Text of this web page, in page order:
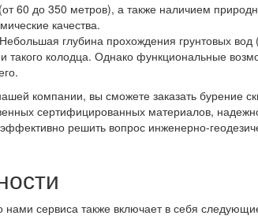
60 до 350 метров), а также наличием
качества.
глубина прохождения грунтовых вод
такого колодца. Однако функциональные
компании, вы сможете заказать бурение
сертифицированных материалов,
решить вопрос инженерно-
нами сервиса также включает в себя